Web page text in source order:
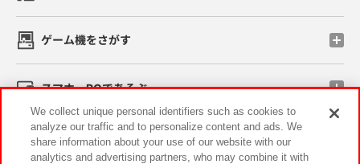
ゲーム機をさがす
スマホ・PCであそぶ
イベント・キャンペーン
We collect unique personal identifiers such as cookies to
analyze our traffic and to personalize content and ads. We
share information about your use of our website with our
analytics and advertising partners, who may combine it with